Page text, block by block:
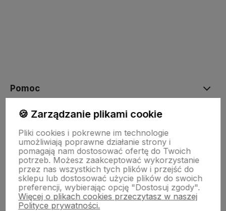
Pomoc
Moje konto
Płatności i dostawa
O nas
🍪 Zarządzanie plikami cookie
Pliki cookies i pokrewne im technologie
umożliwiają poprawne działanie strony i
pomagają nam dostosować ofertę do Twoich
potrzeb. Możesz zaakceptować wykorzystanie
przez nas wszystkich tych plików i przejść do
sklepu lub dostosować użycie plików do swoich
preferencji, wybierając opcję "Dostosuj zgody".
Więcej o plikach cookies przeczytasz w naszej
Polityce prywatności.